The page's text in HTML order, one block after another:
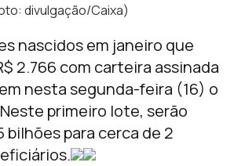
divulgação/Caixa)
nascidos em janeiro que
2.766 com carteira assinada
nesta segunda-feira (16) o
primeiro lote, serão
bilhões para cerca de 2